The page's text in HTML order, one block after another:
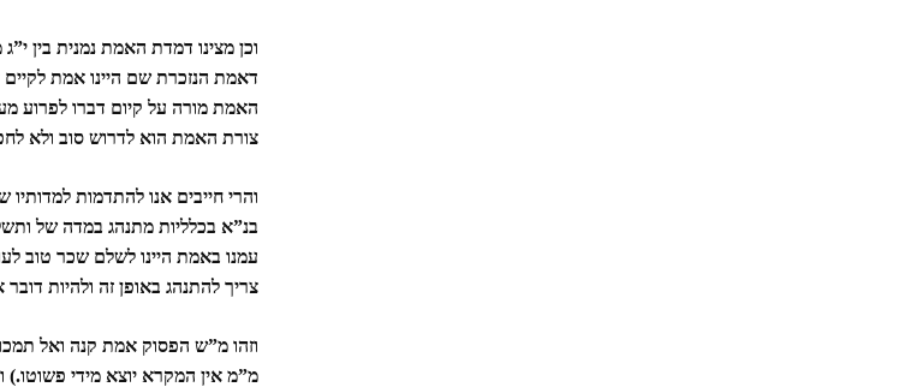
וכן מצינו דמדת האמת נמנית בין
דאמת הנזכרת שם היינו אמת
האמת מורה על קיום דברו לפרוע
צורת האמת הוא לדרוש סוב ולא
והרי חייבים אנו להתדמות
בנ”א בכלליות מתנהג במדה של
עמנו באמת היינו לשלם שכר טוב
צריך להתנהג באופן זה ולהיות
וזהו מ”ש הפסוק אמת קנה ואל
מ”מ אין המקרא יוצא מידי